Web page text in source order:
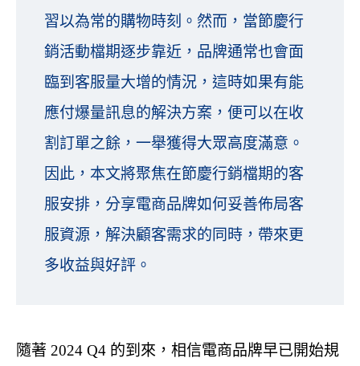
習以為常的購物時刻。然而，當節慶行
銷活動檔期逐步靠近，品牌通常也會面
臨到客服量大增的情況，這時如果有能
應付爆量訊息的解決方案，便可以在收
割訂單之餘，一舉獲得大眾高度滿意。
因此，本文將聚焦在節慶行銷檔期的客
服安排，分享電商品牌如何妥善佈局客
服資源，解決顧客需求的同時，帶來更
多收益與好評。
隨著 2024 Q4 的到來，相信電商品牌早已開始規